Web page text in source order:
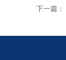
下一篇：